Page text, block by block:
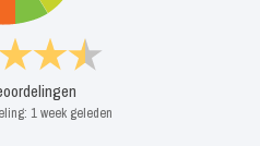
1 week geleden